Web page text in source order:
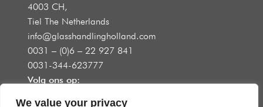
We value your privacy
4003 CH,
Tiel The Netherlands
info@glasshandlingholland.com
0031 – (0)6 – 22 927 841
0031-344-623777
Volg ons op: